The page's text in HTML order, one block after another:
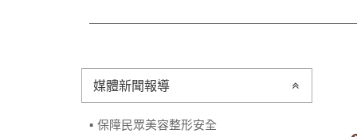
媒體新聞報導
保障民眾美容整形安全